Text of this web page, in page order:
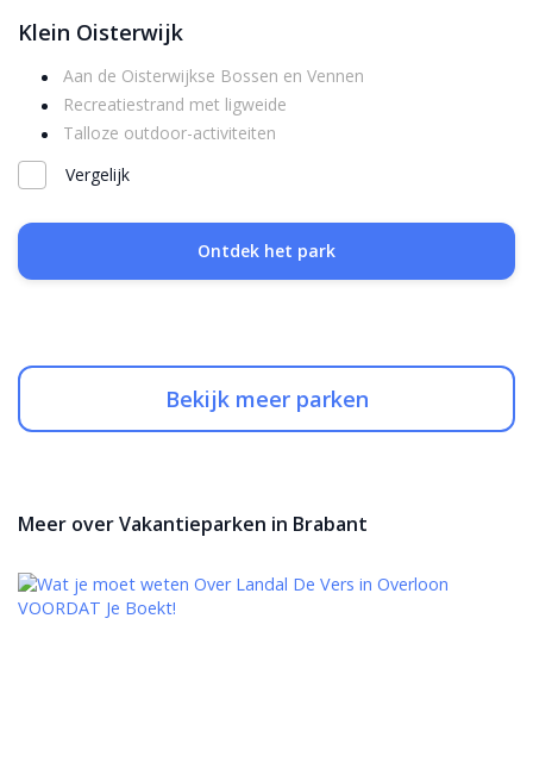
Klein Oisterwijk
Aan de Oisterwijkse Bossen en Vennen
Recreatiestrand met ligweide
Talloze outdoor-activiteiten
Vergelijk
Ontdek het park
Bekijk meer parken
Meer over Vakantieparken in Brabant